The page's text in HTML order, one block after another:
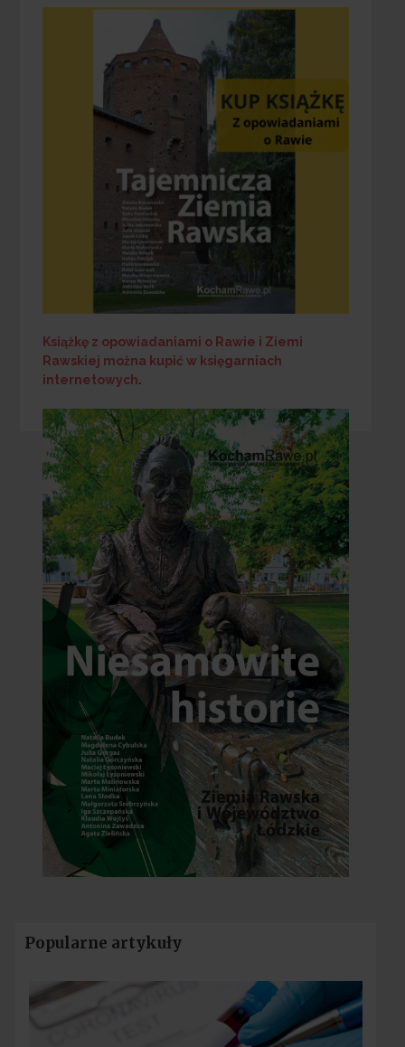
Książkę z opowiadaniami o Rawie i Ziemi
Rawskiej można kupić w księgarniach
internetowych.
Popularne artykuły